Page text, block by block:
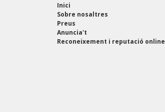
Inici
Sobre nosaltres
Preus
Anuncia't
Reconeixement i reputació online